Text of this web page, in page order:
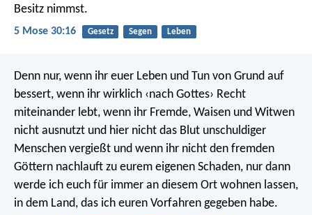
Besitz nimmst.
5 Mose 30:16 Gesetz Segen Leben
Denn nur, wenn ihr euer Leben und Tun von Grund auf
bessert, wenn ihr wirklich ‹nach Gottes› Recht
miteinander lebt, wenn ihr Fremde, Waisen und Witwen
nicht ausnutzt und hier nicht das Blut unschuldiger
Menschen vergießt und wenn ihr nicht den fremden
Göttern nachlauft zu eurem eigenen Schaden, nur dann
werde ich euch für immer an diesem Ort wohnen lassen,
in dem Land, das ich euren Vorfahren gegeben habe.